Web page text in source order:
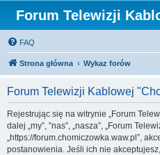
Forum Telewizji
FAQ
Strona główna Wykaz forów
Forum Telewizji Kablowej
Rejestrując się na witrynie „Forum
dalej „my”, ”nas”, „nasza”, „Forum
„https://forum.chomiczowka.waw.pl”,
postanowienia. Jeśli ich nie